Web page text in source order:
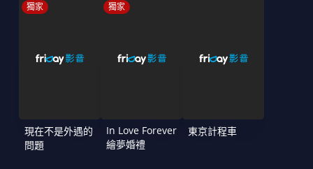
獨家
現在不是外遇的
問題
獨家
In Love Forever
繪夢婚禮
東京計程車